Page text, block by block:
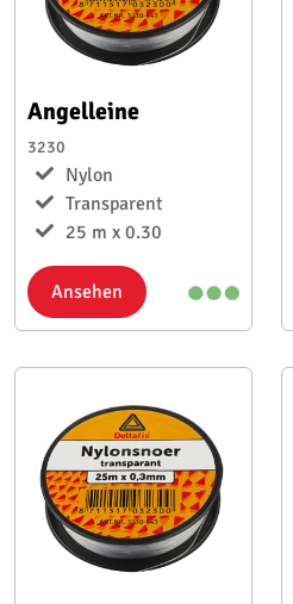
Angelleine
3230
Nylon
Transparent
25 m x 0.30
Ansehen